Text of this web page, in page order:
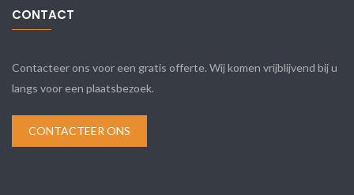
CONTACT
Contacteer ons voor een gratis offerte. Wij komen vrijblijvend bij u
langs voor een plaatsbezoek.
CONTACTEER ONS